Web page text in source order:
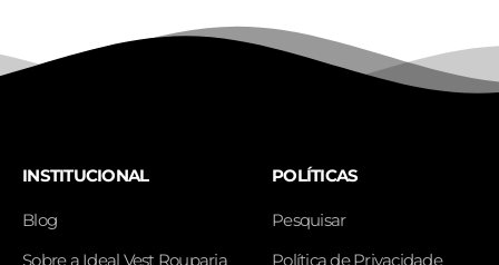
INSTITUCIONAL
Blog
Sobre a Ideal Vest Rouparia
POLÍTICAS
Pesquisar
Política de Privacidade